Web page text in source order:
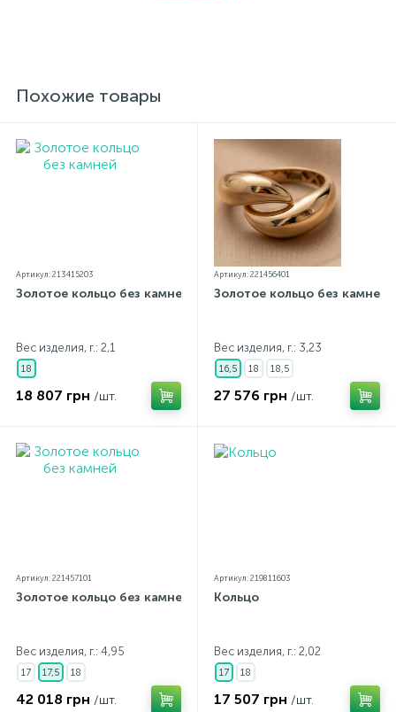
особенностей цветопередачи экрана
Похожие товары
Артикул: 213415203
Золотое кольцо без камней
Вес изделия, г.: 2,1
18
18 807 грн /шт.
Артикул: 221456401
Золотое кольцо без камней
Вес изделия, г.: 3,23
16,5 18 18,5
27 576 грн /шт.
Артикул: 221457101
Золотое кольцо без камней
Вес изделия, г.: 4,95
17 17,5 18
42 018 грн /шт.
Артикул: 219811603
Кольцо
Вес изделия, г.: 2,02
17 18
17 507 грн /шт.